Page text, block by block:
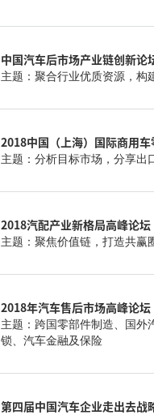
中国汽车后市场产业链创新论
主题：聚合行业优质资源，构
2018中国（上海）国际商用
主题：分析目标市场，分享出
2018汽配产业新格局高峰论坛
主题：聚焦价值链，打造共赢
2018年汽车售后市场高峰论坛
主题：跨国零部件制造、国外
锁、汽车金融及保险
第四届中国汽车企业走出去战